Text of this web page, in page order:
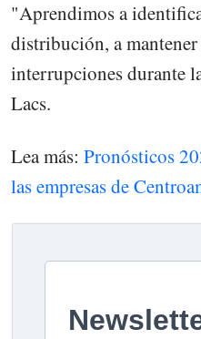
"Aprendimos a
distribución, a mantener
interrupciones durante
Lacs.
Lea más: Pronósticos
las empresas de